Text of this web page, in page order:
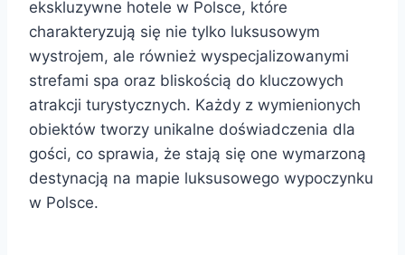
ekskluzywne hotele w Polsce, które
charakteryzują się nie tylko luksusowym
wystrojem, ale również wyspecjalizowanymi
strefami spa oraz bliskością do kluczowych
atrakcji turystycznych. Każdy z wymienionych
obiektów tworzy unikalne doświadczenia dla
gości, co sprawia, że stają się one wymarzoną
destynacją na mapie luksusowego wypoczynku
w Polsce.